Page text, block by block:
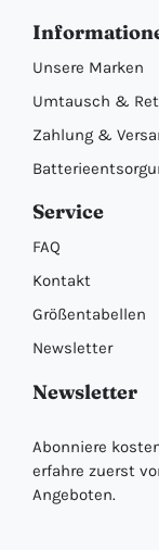
Unsere Marken
Umtausch &
Zahlung &
Service
FAQ
Kontakt
Größentabellen
Newsletter
Newsletter
Abonniere
erfahre zuerst
Angeboten.